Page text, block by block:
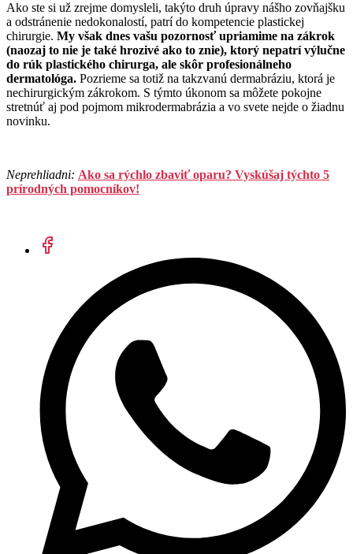
Ako ste si už zrejme domysleli, takýto druh úpravy nášho zovňajšku
a odstránenie nedokonalostí, patrí do kompetencie plastickej
chirurgie. My však dnes vašu pozornosť upriamime na zákrok
(naozaj to nie je také hrozivé ako to znie), ktorý nepatrí výlučne
do rúk plastického chirurga, ale skôr profesionálneho
dermatológa. Pozrieme sa totiž na takzvanú dermabráziu, ktorá je
nechirurgickým zákrokom. S týmto úkonom sa môžete pokojne
stretnúť aj pod pojmom mikrodermabrázia a vo svete nejde o žiadnu
novinku.
Neprehliadni: Ako sa rýchlo zbaviť oparu? Vyskúšaj týchto 5
prírodných pomocníkov!